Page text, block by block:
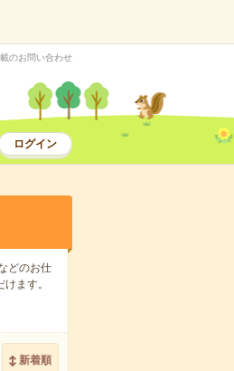
のお問い合わせ
ログイン
どのお仕
ます。
新着順